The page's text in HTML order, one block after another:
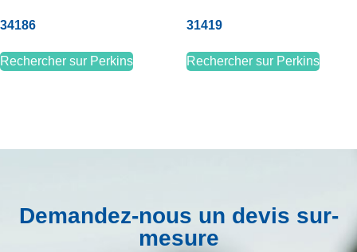
34186
Rechercher sur Perkins
31419
Rechercher sur Perkins
Demandez-nous un devis sur-
mesure